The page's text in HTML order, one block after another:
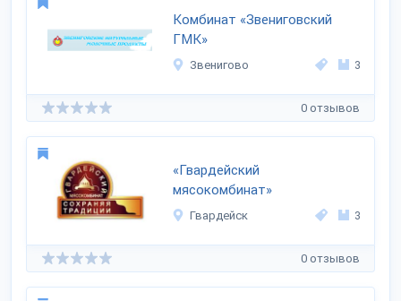
Комбинат «Звениговский
ГМК»
Звенигово 3
0 отзывов
«Гвардейский
мясокомбинат»
Гвардейск 3
0 отзывов